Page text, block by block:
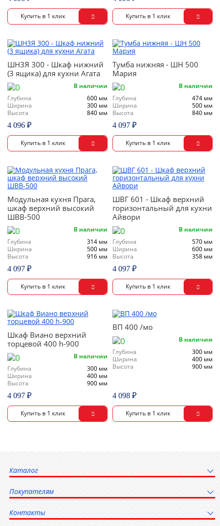
ШН3Я 300 - Шкаф нижний
(3 ящика) для кухни Агата
В наличии
Глубина
600 мм
Ширина
300 мм
Высота
840 мм
4 096 ₽
Тумба нижняя - ШН 500
Мария
В наличии
Глубина
474 мм
Ширина
500 мм
Высота
840 мм
4 097 ₽
Модульная кухня Прага,
шкаф верхний высокий
ШВВ-500
В наличии
Глубина
314 мм
Ширина
500 мм
Высота
916 мм
4 097 ₽
ШВГ 601 - Шкаф верхний
горизонтальный для кухни
Айвори
В наличии
Глубина
570 мм
Ширина
600 мм
Высота
358 мм
4 097 ₽
Шкаф Виано верхний
торцевой 400 h-900
В наличии
Глубина
300 мм
Ширина
400 мм
Высота
900 мм
4 097 ₽
ВП 400 /мо
В наличии
Глубина
300 мм
Ширина
400 мм
Высота
900 мм
4 098 ₽
Каталог
Покупателям
Контакты